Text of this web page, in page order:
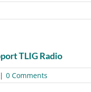
TLIG Radio
| 0 Comments